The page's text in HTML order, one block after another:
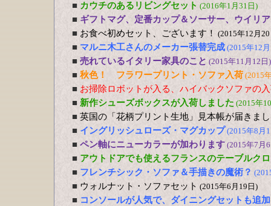
■ カウチのあるリビングセット (2016年1月31日)
■ ギフトマグ、定番カップ＆ソーサー、ウイリ
■ お食べ初めセット、ございます！ (2015年12月
■ マルニ木工さんのメーカー張替完成 (2015年12
■ 売れているイタリー家具のこと (2015年11月12日)
■ 秋色！ フラワープリント・ソファ入荷 (2015
■ お掃除ロボットが入る、ハイバックソファの
■ 新作シューズボックスが入荷しました (2015年
■ 英国の「花柄プリント生地」見本帳が届きま
■ イングリッシュローズ・マグカップ (2015年8月
■ ペン軸にニューカラーが加わります (2015年7月
■ アウトドアでも使えるフランスのテーブルク
■ フレンチシック・ソファ＆手描きの魔術？
■ ウォルナット・ソファセット (2015年6月19日)
■ コンソールが人気で、ダイニングセットも追